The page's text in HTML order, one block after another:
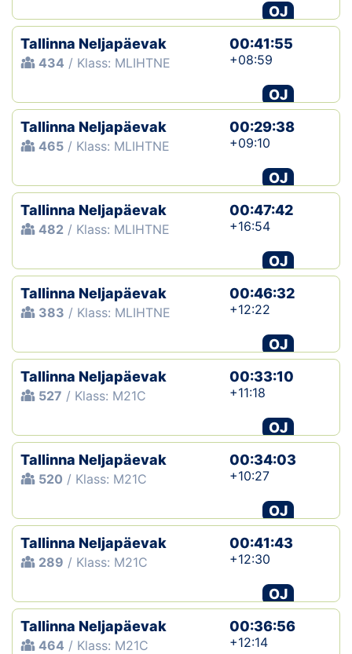
OJ
Tallinna Neljapäevak
434 / Klass: MLIHTNE
00:41:55
+08:59
OJ
Tallinna Neljapäevak
465 / Klass: MLIHTNE
00:29:38
+09:10
OJ
Tallinna Neljapäevak
482 / Klass: MLIHTNE
00:47:42
+16:54
OJ
Tallinna Neljapäevak
383 / Klass: MLIHTNE
00:46:32
+12:22
OJ
Tallinna Neljapäevak
527 / Klass: M21C
00:33:10
+11:18
OJ
Tallinna Neljapäevak
520 / Klass: M21C
00:34:03
+10:27
OJ
Tallinna Neljapäevak
289 / Klass: M21C
00:41:43
+12:30
OJ
Tallinna Neljapäevak
464 / Klass: M21C
00:36:56
+12:14